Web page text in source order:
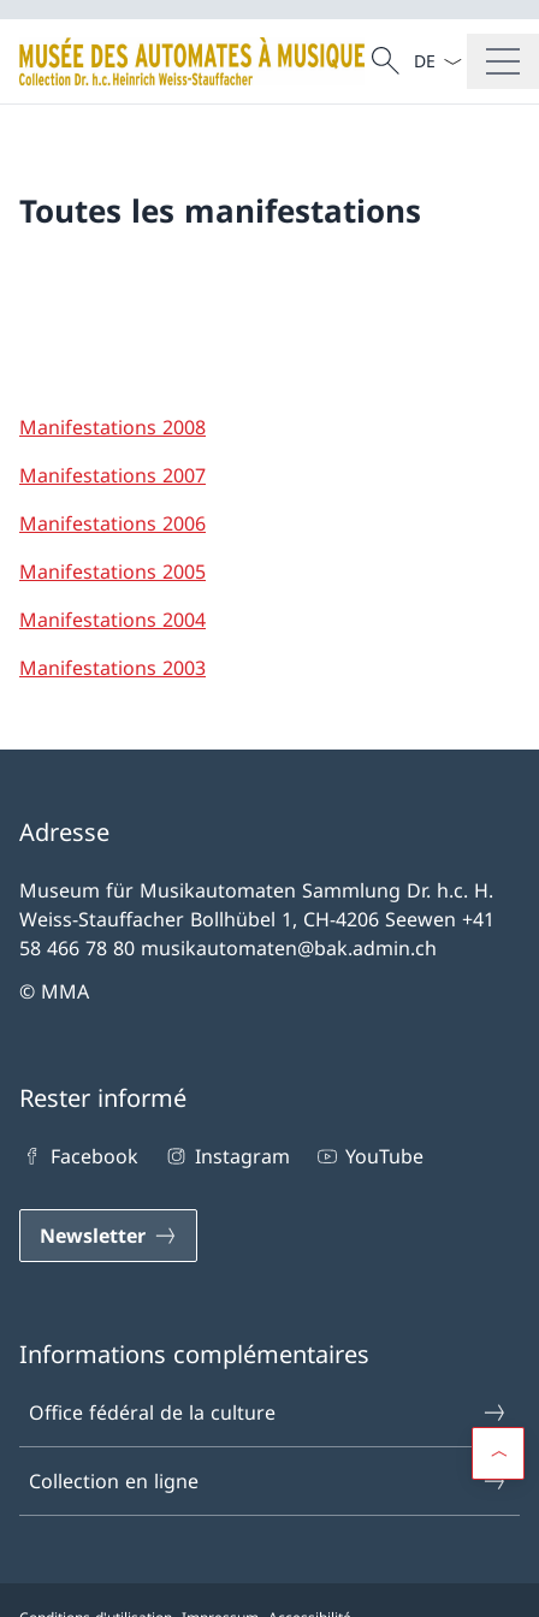
Recherche
Recherche
La langue
Toutes les manifestations
Manifestations 2008
Manifestations 2007
Manifestations 2006
Manifestations 2005
Manifestations 2004
Manifestations 2003
Adresse
Museum für Musikautomaten Sammlung Dr. h.c. H.
Weiss-Stauffacher Bollhübel 1, CH-4206 Seewen +41
58 466 78 80 musikautomaten@bak.admin.ch
© MMA
Rester informé
Facebook Instagram YouTube
Newsletter
Informations complémentaires
Office fédéral de la culture
Collection en ligne